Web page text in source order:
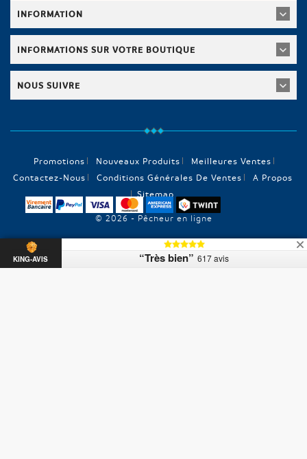
INFORMATION
INFORMATIONS SUR VOTRE BOUTIQUE
NOUS SUIVRE
Promotions Nouveaux Produits
Meilleures Ventes
Contactez-Nous
Conditions Générales De Ventes
A Propos
Sitemap
© 2026 - Pêcheur en ligne
KING-AVIS “Très bien” 617 avis